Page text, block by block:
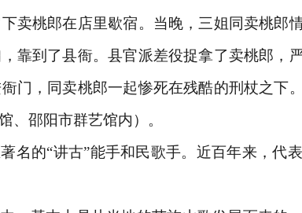
卖桃郎在店里歇宿。当晚，三姐同卖桃郎
靠到了县衙。县官派差役捉拿了卖桃郎，
门，同卖桃郎一起惨死在残酷的刑杖之下
、邵阳市群艺馆内）。
名的“讲古”能手和民歌手。近百年来，代